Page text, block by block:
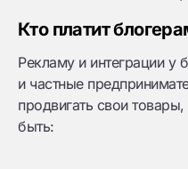
Кто платит
Рекламу и интеграции у
и частные
продвигать свои
быть: